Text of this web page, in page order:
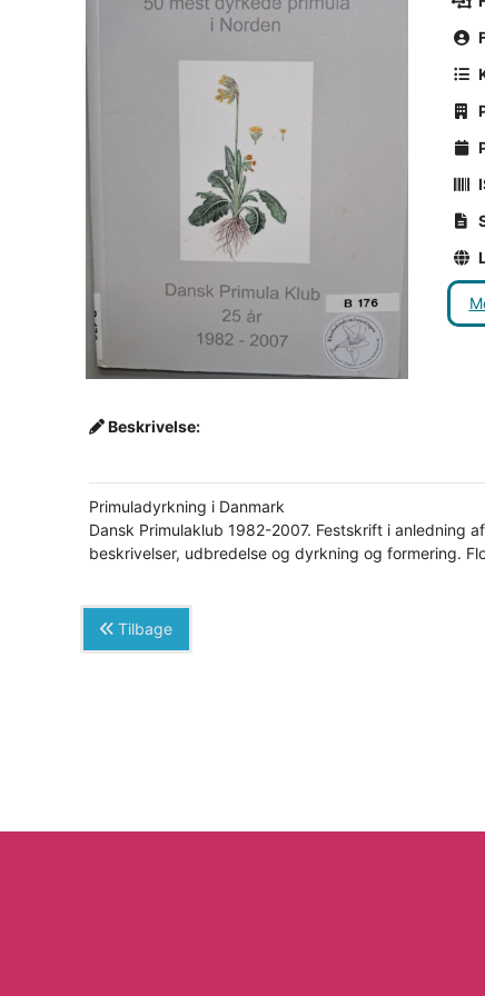
Beskrivelse:
Primuladyrkning i Danmark
Dansk Primulaklub 1982-2007. Festskrift i anledning
beskrivelser, udbredelse og dyrkning og formering.
Tilbage